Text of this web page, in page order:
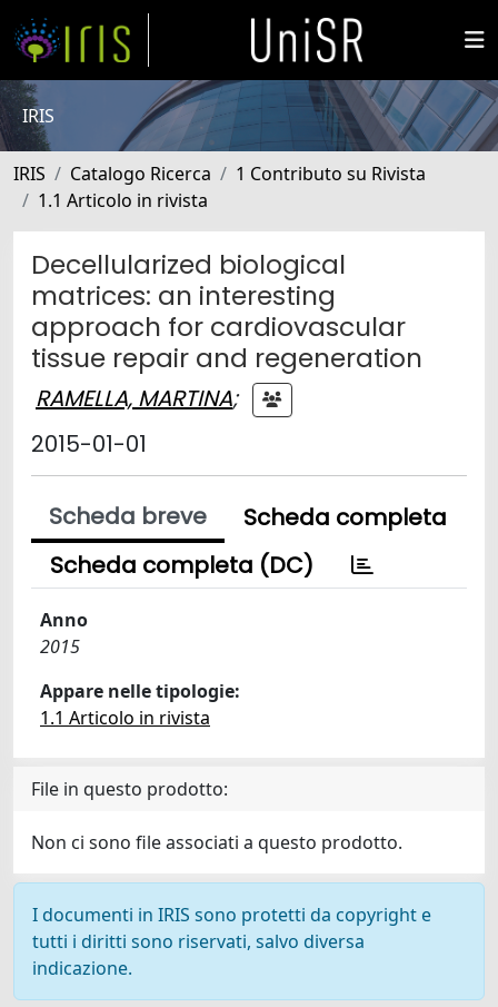
IRIS
IRIS Catalogo Ricerca
1 Contributo su Rivista
1.1 Articolo in rivista
Decellularized biological
matrices: an interesting
approach for cardiovascular
tissue repair and regeneration
RAMELLA, MARTINA;
2015-01-01
Scheda breve
Scheda completa
Scheda completa (DC)
Anno
2015
Appare nelle tipologie:
1.1 Articolo in rivista
File in questo prodotto:
Non ci sono file associati a questo prodotto.
I documenti in IRIS sono protetti da copyright e
tutti i diritti sono riservati, salvo diversa
indicazione.